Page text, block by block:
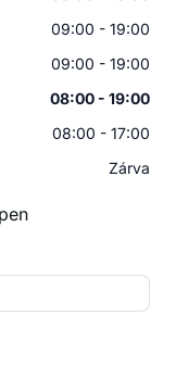
09:00 - 19:00
09:00 - 19:00
08:00 - 19:00
08:00 - 17:00
Zárva